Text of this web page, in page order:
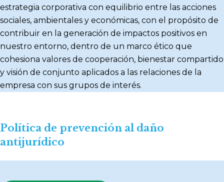
estrategia corporativa con equilibrio entre las acciones
sociales, ambientales y económicas, con el propósito de
contribuir en la generación de impactos positivos en
nuestro entorno, dentro de un marco ético que
cohesiona valores de cooperación, bienestar compartido
y visión de conjunto aplicados a las relaciones de la
empresa con sus grupos de interés.
Política de prevención al daño
antijurídico